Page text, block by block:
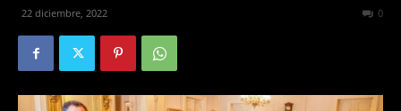
22 diciembre, 2022 0